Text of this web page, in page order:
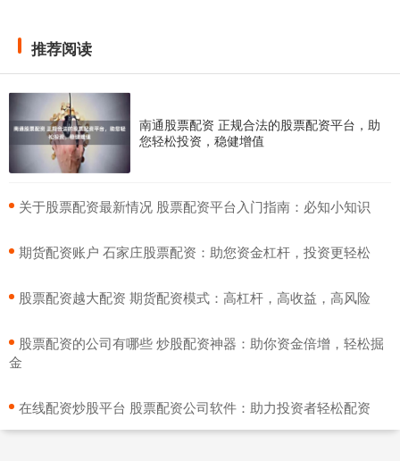
推荐阅读
南通股票配资 正规合法的股票配资平台，助
您轻松投资，稳健增值
​关于股票配资最新情况 股票配资平台入门指南：必知小知识
​期货配资账户 石家庄股票配资：助您资金杠杆，投资更轻松
​股票配资越大配资 期货配资模式：高杠杆，高收益，高风险
​股票配资的公司有哪些 炒股配资神器：助你资金倍增，轻松掘
金
​在线配资炒股平台 股票配资公司软件：助力投资者轻松配资